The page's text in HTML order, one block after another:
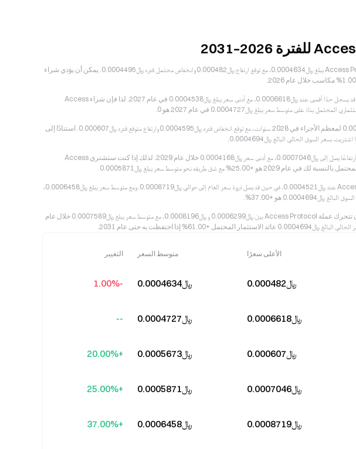
بالنسبة لعام 2026، يُقدّر تحقيق متوسط سعر لعملة Access Protocol يبلغ ﷼‎0.0004634، مع توقع ارتفاع ﷼‎0.000482 وانخفاض محتمل قدره ﷼‎0.0004495. يمكن أن يؤدي شراء
تشير الاتجاهات والأنماط السابقة إلى أن Access Protocol قد يسجل حدًا أقصى عند ﷼‎0.0006618، مع أدنى سعر يبلغ ﷼‎0.0004538 في عام 2027. لذا فإن شراء Access
من المتوقع أن يحوم سعر Access Protocol حول ﷼‎0.0005673 لمعظم الأجزاء في 2028 سنوات، مع توقع انخفاض قدره ﷼‎0.0004595 وارتفاع متوقع قدره ﷼‎0.000607. استنادًا إلى
استنادًا إلى البيانات التاريخية، قد تسجل Access Protocol ارتفاعًا يصل إلى ﷼‎0.0007046، مع أدنى سعر ﷼‎0.0004168 خلال عام 2029. لذلك إذا كنت ستشتري Access
في عام 2030، يُقدّر أقل سعر أمكن رؤيته لعملة Access Protocol عند ﷼‎0.0004521، في حين قد يصل ذروة سعر العام إلى حوالي ﷼‎0.0008719. ومع متوسط سعر يبلغ ﷼‎0.0006458،
وفقًا لمعنويات السوق في السنوات السابقة، فمن المتوقع أن تتحرك عملة Access Protocol بين ﷼‎0.0006299 و ﷼‎0.0008196، مع متوسط سعر يبلغ ﷼‎0.0007589 خلال عام
الأعلى سعرًا متوسط السعر التغيير
﷼‎0.000482 ﷼‎0.0004634 -1.00%
﷼‎0.0006618 ﷼‎0.0004727 --
﷼‎0.000607 ﷼‎0.0005673 +20.00%
﷼‎0.0007046 ﷼‎0.0005871 +25.00%
﷼‎0.0008719 ﷼‎0.0006458 +37.00%